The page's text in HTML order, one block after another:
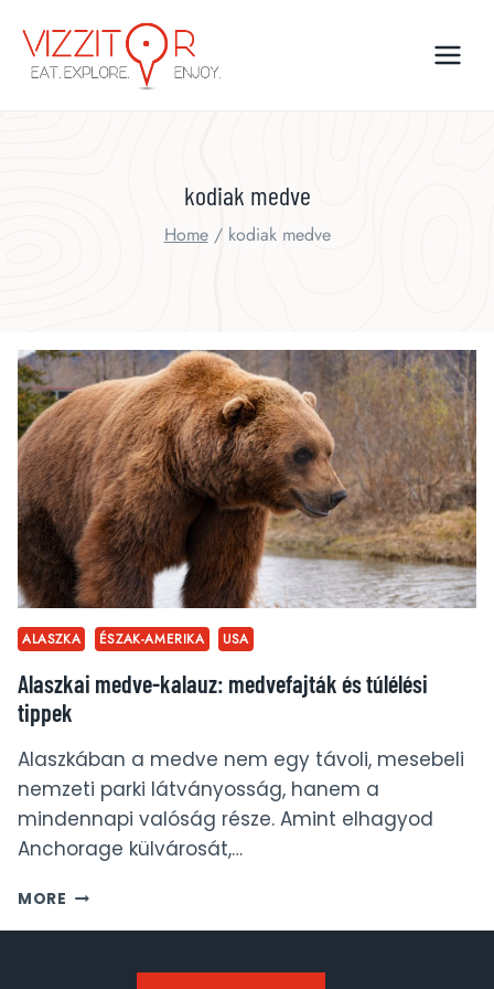
content
kodiak medve
Home / kodiak medve
ALASZKA ÉSZAK-AMERIKA USA
Alaszkai medve-kalauz: medvefajták és túlélési
tippek
Alaszkában a medve nem egy távoli, mesebeli
nemzeti parki látványosság, hanem a
mindennapi valóság része. Amint elhagyod
Anchorage külvárosát,…
MORE ALASZKAI